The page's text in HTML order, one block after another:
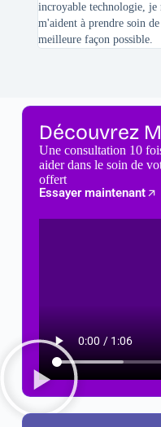
incroyable technologie, je
m'aident à prendre soin
meilleure façon possible.
Découvrez
Une consultation 10
aider dans le soin de
offert
Essayer maintenant